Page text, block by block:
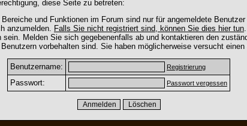
diese Seite zu betreten:
und Funktionen im Forum sind nur für angemeldete
anzumelden. Falls Sie nicht registriert sind, können Sie dies hier tun.
sein. Melden Sie sich gegebenenfalls ab und kontaktieren den
vorbehalten sind. Sie haben möglicherweise versucht
Benutzername: Registrierung
Passwort: Passwort vergessen